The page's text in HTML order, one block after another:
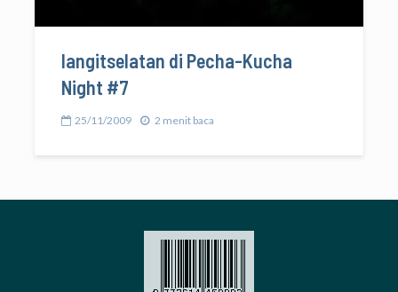
langitselatan di Pecha-Kucha
Night #7
25/11/2009 2 menit baca